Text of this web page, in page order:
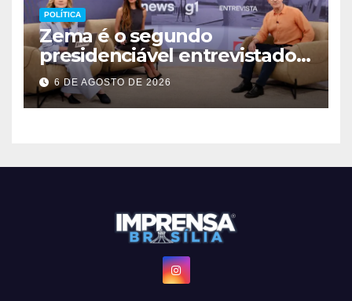
POLÍTICA
Zema é o segundo
presidenciável entrevistado
pelo g1 e GloboNews
6 DE AGOSTO DE 2026